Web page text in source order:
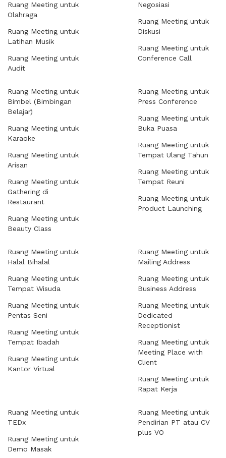
Ruang Meeting untuk
Olahraga
Ruang Meeting untuk
Latihan Musik
Ruang Meeting untuk
Audit
Negosiasi
Ruang Meeting untuk
Diskusi
Ruang Meeting untuk
Conference Call
Ruang Meeting untuk
Bimbel (Bimbingan
Belajar)
Ruang Meeting untuk
Karaoke
Ruang Meeting untuk
Arisan
Ruang Meeting untuk
Gathering di
Restaurant
Ruang Meeting untuk
Beauty Class
Ruang Meeting untuk
Press Conference
Ruang Meeting untuk
Buka Puasa
Ruang Meeting untuk
Tempat Ulang Tahun
Ruang Meeting untuk
Tempat Reuni
Ruang Meeting untuk
Product Launching
Ruang Meeting untuk
Halal Bihalal
Ruang Meeting untuk
Tempat Wisuda
Ruang Meeting untuk
Pentas Seni
Ruang Meeting untuk
Tempat Ibadah
Ruang Meeting untuk
Kantor Virtual
Ruang Meeting untuk
Mailing Address
Ruang Meeting untuk
Business Address
Ruang Meeting untuk
Dedicated
Receptionist
Ruang Meeting untuk
Meeting Place with
Client
Ruang Meeting untuk
Rapat Kerja
Ruang Meeting untuk
TEDx
Ruang Meeting untuk
Demo Masak
Ruang Meeting untuk
Pendirian PT atau CV
plus VO